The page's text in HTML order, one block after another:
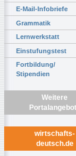
E-Mail-Infobriefe
Grammatik
Lernwerkstatt
Einstufungstest
Fortbildung/
Stipendien
Weitere
wirtschafts-
deutsch.de